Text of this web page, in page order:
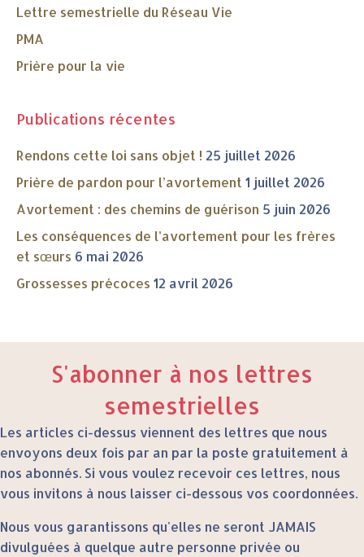
Lettre semestrielle du Réseau Vie
PMA
Prière pour la vie
Publications récentes
Rendons cette loi sans objet ! 25 juillet 2026
Prière de pardon pour l’avortement 1 juillet 2026
Avortement : des chemins de guérison 5 juin 2026
Les conséquences de l’avortement pour les frères
et sœurs 6 mai 2026
Grossesses précoces 12 avril 2026
S'abonner à nos lettres
semestrielles
Les articles ci-dessus viennent des lettres que nous
envoyons deux fois par an par la poste gratuitement à
nos abonnés. Si vous voulez recevoir ces lettres, nous
vous invitons à nous laisser ci-dessous vos coordonnées.
Nous vous garantissons qu'elles ne seront JAMAIS
divulguées à quelque autre personne privée ou